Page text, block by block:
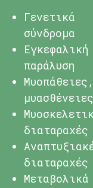
Γενετικά
σύνδρομα
Εγκεφαλική
παράλυση
μυασθένειες
διαταραχές
διαταραχές
Μεταβολικά